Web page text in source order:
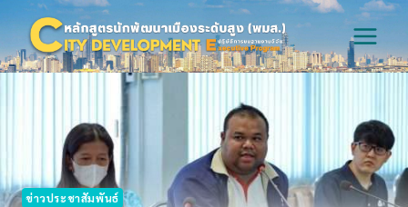
content
ข่าวประชาสัมพันธ์